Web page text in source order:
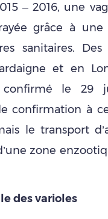
– 2016, une
grâce à
sanitaires.
et en
le 29
confirmation à ce
le transport
zone
des varioles